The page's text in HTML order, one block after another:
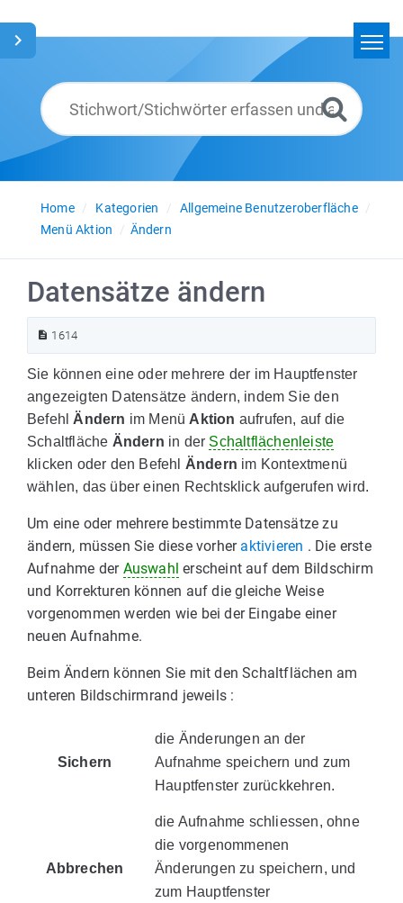
Glossar
Deutsch
Home
Kategorien
Allgemeine Benutzeroberfläche
Menü Aktion
Ändern
Datensätze ändern
1614
Sie können eine oder mehrere der im Hauptfenster
angezeigten Datensätze ändern, indem Sie den
Befehl Ändern im Menü Aktion aufrufen, auf die
Schaltfläche Ändern in der Schaltflächenleiste
klicken oder den Befehl Ändern im Kontextmenü
wählen, das über einen Rechtsklick aufgerufen wird.
Um eine oder mehrere bestimmte Datensätze zu
ändern, müssen Sie diese vorher aktivieren . Die erste
Aufnahme der Auswahl erscheint auf dem Bildschirm
und Korrekturen können auf die gleiche Weise
vorgenommen werden wie bei der Eingabe einer
neuen Aufnahme.
Beim Ändern können Sie mit den Schaltflächen am
unteren Bildschirmrand jeweils :
Sichern
die Änderungen an der
Aufnahme speichern und zum
Hauptfenster zurückkehren.
Abbrechen
die Aufnahme schliessen, ohne
die vorgenommenen
Änderungen zu speichern, und
zum Hauptfenster